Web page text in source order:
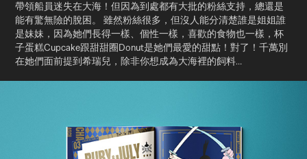
帶領船員迷失在大海！但因為到處都有大批的粉絲支持，總還是
能有驚無險的脫困。 雖然粉絲很多，但沒人能分清楚誰是姐姐誰
是妹妹，因為她們長得一樣、個性一樣，喜歡的食物也一樣，杯
子蛋糕Cupcake跟甜甜圈Donut是她們最愛的甜點！對了！千萬別
在她們面前提到希瑞兒，除非你想成為大海裡的飼料…